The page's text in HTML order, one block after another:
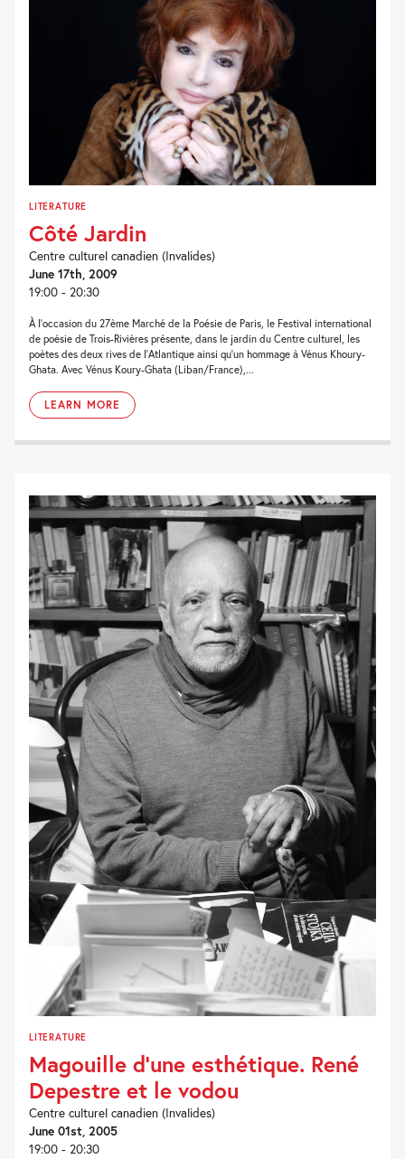
LITERATURE
Côté Jardin
Centre culturel canadien (Invalides)
June 17th, 2009
19:00 - 20:30
À l’occasion du 27ème Marché de la Poésie de Paris, le Festival international
de poésie de Trois-Rivières présente, dans le jardin du Centre culturel, les
poètes des deux rives de l’Atlantique ainsi qu’un hommage à Vénus Khoury-
Ghata. Avec Vénus Koury-Ghata (Liban/France),...
LEARN MORE
LITERATURE
Magouille d’une esthétique. René
Depestre et le vodou
Centre culturel canadien (Invalides)
June 01st, 2005
19:00 - 20:30